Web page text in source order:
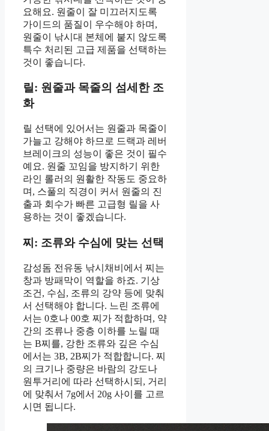
요해요. 원줄이 잘 미끄러지도록
가이드의 품질이 우수해야 하며,
원줄이 낚시대 본체에 붙지 않도록
특수 처리된 고급 제품을 선택하는
것이 좋습니다.
릴: 원줄과 목줄의 섬세한 조
화
릴 선택에 있어서는 원줄과 목줄이
가늘고 강해야 하므로 드랙과 레버
브레이크의 성능이 좋은 것이 필수
예요. 원줄 꼬임을 방지하기 위한
라인 롤러의 원활한 작동도 중요하
며, 스풀의 직경이 커서 원줄의 진
출과 회수가 빠른 고급형 릴을 사
용하는 것이 좋겠습니다.
찌: 조류와 수심에 맞는 선택
감성돔 전유동 낚시채비에서 찌는
창과 방패막이 역할을 하죠. 기상
조건, 수심, 조류의 강약 등에 맞춰
서 선택해야 합니다. 느린 조류에
서는 0호나 00호 찌가 적합하며, 약
간의 조류나 중층 이하를 노릴 때
는 B찌를, 강한 조류와 깊은 수심
에서는 3B, 2B찌가 적합합니다. 찌
의 크기나 중량은 바람의 강도나
원투거리에 따라 선택하시되, 거리
에 맞춰서 7g에서 20g 사이를 고르
시면 됩니다.